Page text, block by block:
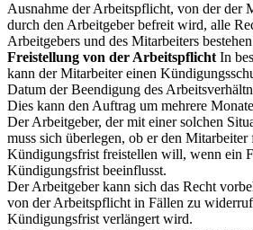
Ausnahme der Arbeitspflicht, von der der
durch den Arbeitgeber befreit wird, alle
Arbeitgebers und des Mitarbeiters
Freistellung von der Arbeitspflicht In
kann der Mitarbeiter einen
Datum der Beendigung des
Dies kann den Auftrag um mehrere
Der Arbeitgeber, der mit einer solchen
muss sich überlegen, ob er den
Kündigungsfrist freistellen will, wenn ein
Kündigungsfrist beeinflusst.
Der Arbeitgeber kann sich das Recht
von der Arbeitspflicht in Fällen zu
Kündigungsfrist verlängert wird.